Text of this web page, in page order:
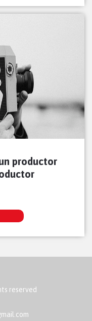
productor
reserved